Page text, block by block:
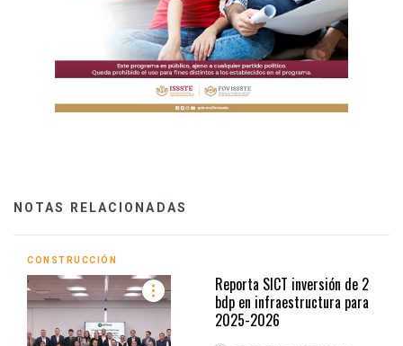
NOTAS RELACIONADAS
CONSTRUCCIÓN
Reporta SICT inversión de 2
bdp en infraestructura para
2025-2026